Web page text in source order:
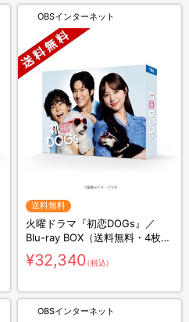
OBSインターネット
送料無料
火曜ドラマ『初恋DOGs』／
Blu-ray BOX（送料無料・4枚
組）
¥32,340（税込）
OBSインターネット